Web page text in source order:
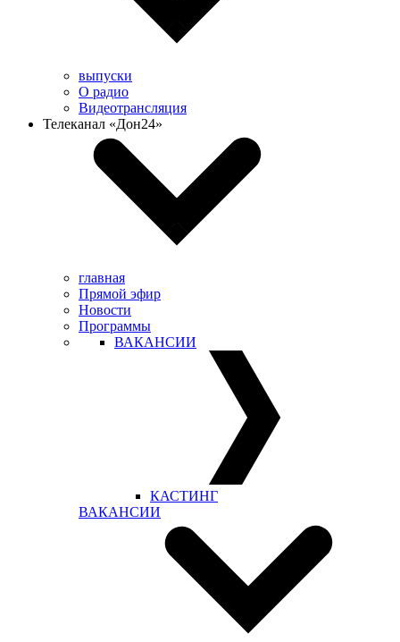
выпуски
О радио
Видеотрансляция
Телеканал «Дон24»
главная
Прямой эфир
Новости
Программы
ВАКАНСИИ
КАСТИНГ
ВАКАНСИИ